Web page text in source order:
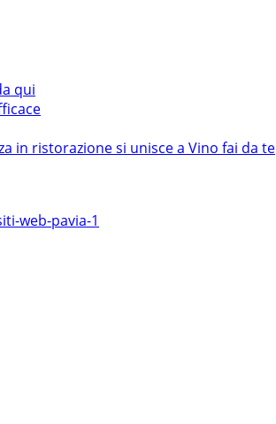
qui
in ristorazione si unisce a Vino fai da te